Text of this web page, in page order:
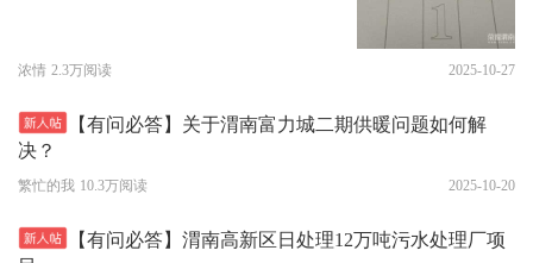
浓情 2.3万阅读 2025-10-27
【有问必答】关于渭南富力城二期供暖问题如何解
决？
繁忙的我 10.3万阅读 2025-10-20
【有问必答】渭南高新区日处理12万吨污水处理厂项